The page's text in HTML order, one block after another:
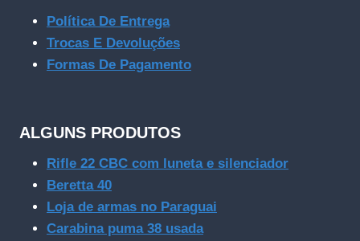
Política De Entrega
Trocas E Devoluções
Formas De Pagamento
ALGUNS PRODUTOS
Rifle 22 CBC com luneta e silenciador
Beretta 40
Loja de armas no Paraguai
Carabina puma 38 usada